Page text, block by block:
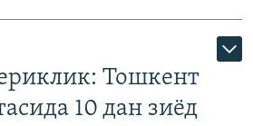
Тошкент
10 дан зиёд